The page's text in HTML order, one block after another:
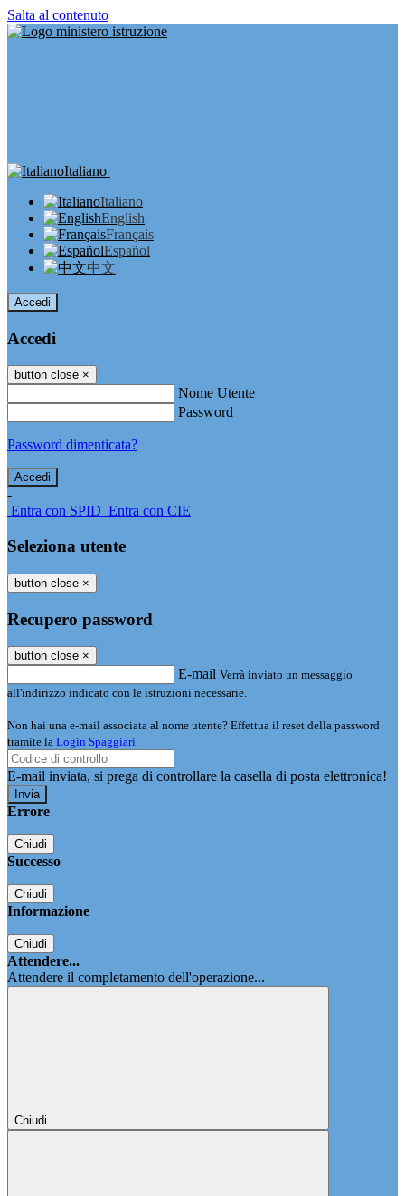
Salta al contenuto
Italiano
Italiano
English
Français
Español
中文
Accedi
Accedi
button close ×
Nome Utente
Password
Password dimenticata?
-
Entra con SPID Entra con CIE
Seleziona utente
button close ×
Recupero password
button close ×
E-mail Verrà inviato un messaggio
all'indirizzo indicato con le istruzioni necessarie.
Non hai una e-mail associata al nome utente? Effettua il reset della password
tramite la Login Spaggiari
E-mail inviata, si prega di controllare la casella di posta elettronica!
Errore
Chiudi
Successo
Chiudi
Informazione
Chiudi
Attendere...
Attendere il completamento dell'operazione...
Chiudi